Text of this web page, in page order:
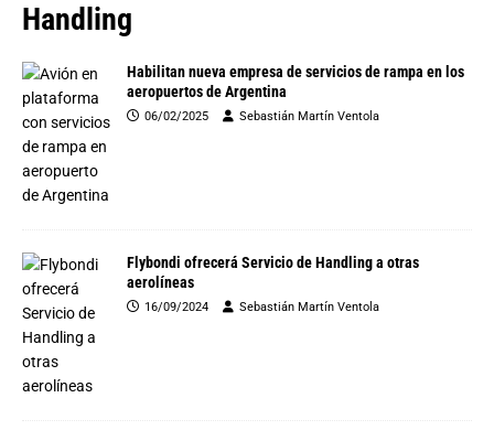
Handling
Habilitan nueva empresa de servicios de rampa en los
aeropuertos de Argentina
06/02/2025 Sebastián Martín Ventola
Flybondi ofrecerá Servicio de Handling a otras
aerolíneas
16/09/2024 Sebastián Martín Ventola